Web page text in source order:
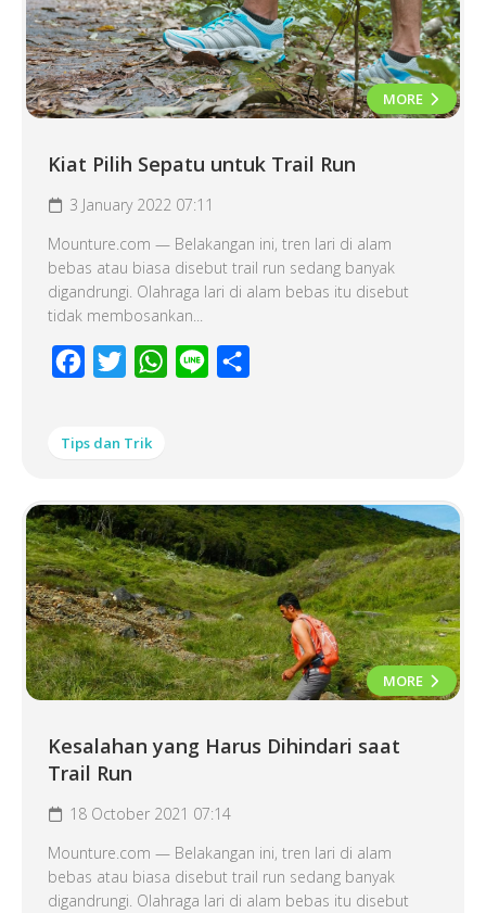
MORE
Kiat Pilih Sepatu untuk Trail Run
3 January 2022 07:11
Mounture.com — Belakangan ini, tren lari di alam
bebas atau biasa disebut trail run sedang banyak
digandrungi. Olahraga lari di alam bebas itu disebut
tidak membosankan...
Facebook
Twitter WhatsApp
Line
Tips dan Trik
MORE
Kesalahan yang Harus Dihindari saat
Trail Run
18 October 2021 07:14
Mounture.com — Belakangan ini, tren lari di alam
bebas atau biasa disebut trail run sedang banyak
digandrungi. Olahraga lari di alam bebas itu disebut